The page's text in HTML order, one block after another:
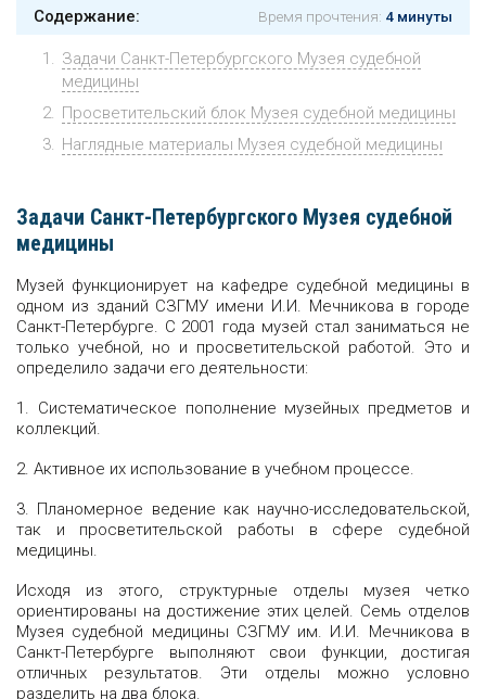
Содержание: Время прочтения: 4 минуты
Задачи Санкт-Петербургского Музея судебной
медицины
Просветительский блок Музея судебной медицины
Наглядные материалы Музея судебной медицины
Задачи Санкт-Петербургского Музея судебной
медицины
Музей функционирует на кафедре судебной медицины в
одном из зданий СЗГМУ имени И.И. Мечникова в городе
Санкт-Петербурге. С 2001 года музей стал заниматься не
только учебной, но и просветительской работой. Это и
определило задачи его деятельности:
1. Систематическое пополнение музейных предметов и
коллекций.
2. Активное их использование в учебном процессе.
3. Планомерное ведение как научно-исследовательской,
так и просветительской работы в сфере судебной
медицины.
Исходя из этого, структурные отделы музея четко
ориентированы на достижение этих целей. Семь отделов
Музея судебной медицины СЗГМУ им. И.И. Мечникова в
Санкт-Петербурге выполняют свои функции, достигая
отличных результатов. Эти отделы можно условно
разделить на два блока.